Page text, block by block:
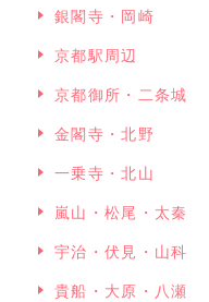
銀閣寺・岡崎
京都駅周辺
京都御所・二条城
金閣寺・北野
一乗寺・北山
嵐山・松尾・太秦
宇治・伏見・山科
貴船・大原・八瀬